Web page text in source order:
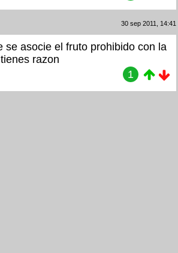
30 sep 2011, 14:41
se asocie el fruto prohibido con la
razon
1